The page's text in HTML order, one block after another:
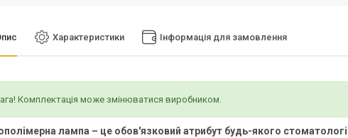
Характеристики Інформація для замовлення
Комплектація може змінюватися виробником.
лампа – це обов'язковий атрибут будь-якого